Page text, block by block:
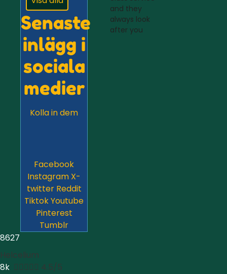
and they
always look
after you
Senaste
inlägg i
sociala
medier
Kolla in dem
Facebook
Instagram X-
twitter Reddit
TiktokYoutube
Pinterest
Tumblr
8627
Helcelium
8k  4.5/5